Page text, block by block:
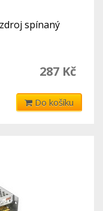
spínaný
287 Kč
Do košíku